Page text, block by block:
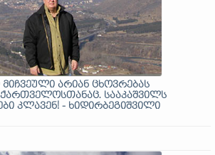
მიჩვეული არიან ცხოვრებას
სააკაშვილს
კლავენ! - ხიდირბეგიშვილი